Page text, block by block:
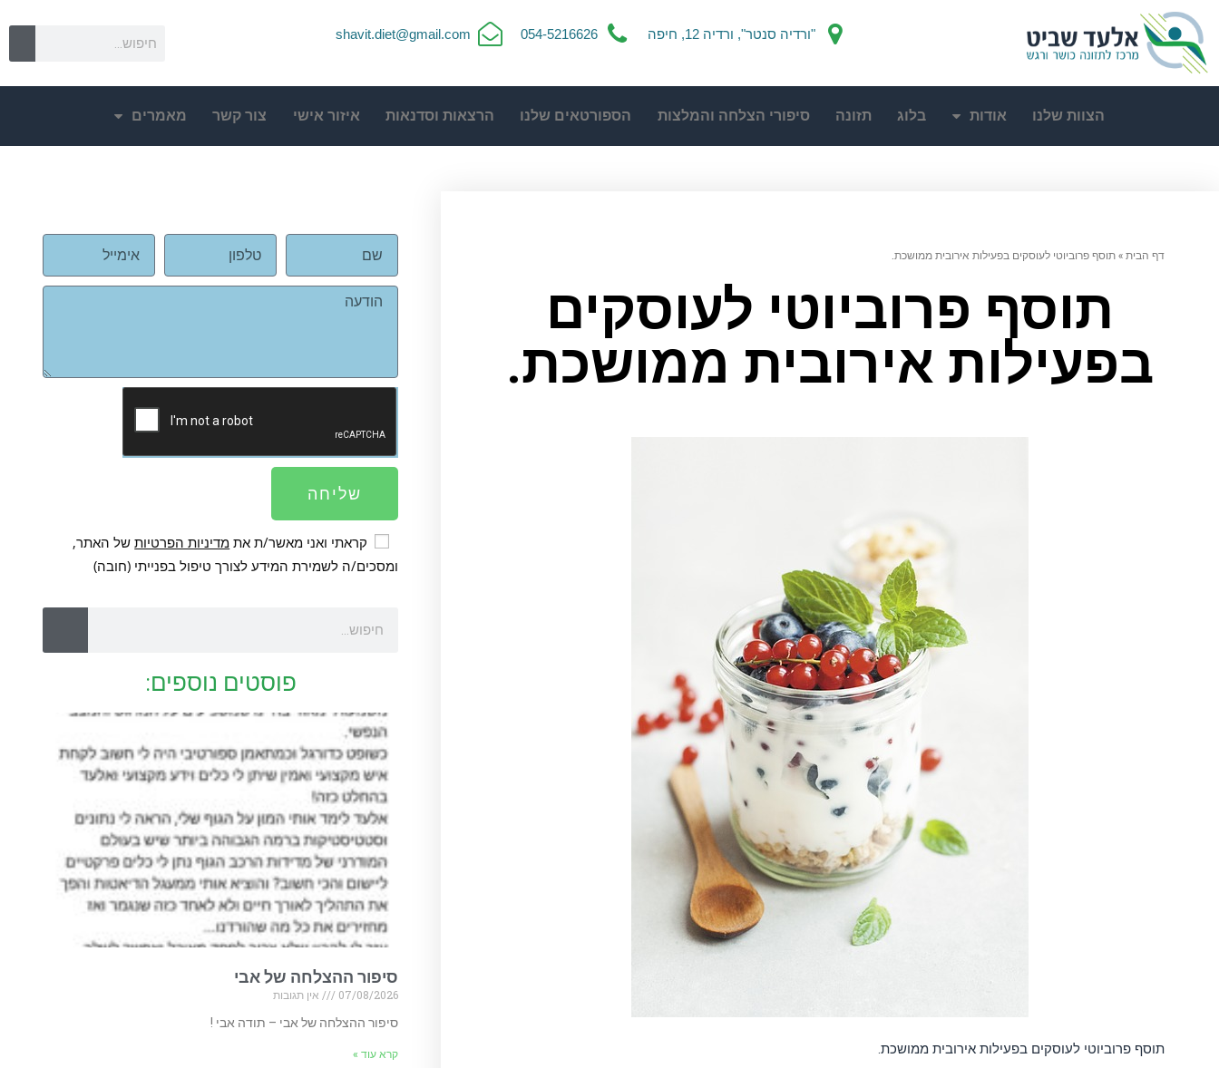
"ורדיה סנטר", ורדיה 12, חיפה 054-5216626
shavit.diet@gmail.com
הצוות שלנו אודות בלוג תזונה סיפורי הצלחה והמלצות הספורטאים שלנו הרצאות וסדנאות איזור אישי צור קשר מאמרים
דף הבית»תוסף פרוביוטי לעוסקים בפעילות אירובית ממושכת.
תוסף פרוביוטי לעוסקים
בפעילות אירובית ממושכת.
תוסף פרוביוטי לעוסקים בפעילות אירובית ממושכת.
שליחה
קראתי ואני מאשר/ת את מדיניות הפרטיותשל האתר,
ומסכים/ה לשמירת המידע לצורך טיפול בפנייתי (חובה)
פוסטים נוספים:
סיפור ההצלחה של אבי
07/08/2026
אין תגובות
סיפור ההצלחה של אבי – תודה אבי !
קרא עוד »